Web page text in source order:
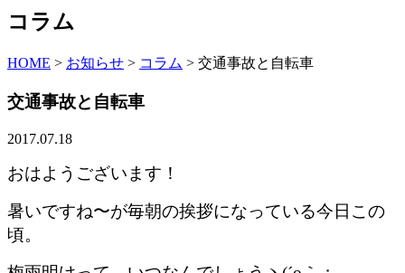
コラム
HOME > お知らせ > コラム > 交通事故と自転車
交通事故と自転車
2017.07.18
おはようございます！
暑いですね〜が毎朝の挨拶になっている今日この
頃。